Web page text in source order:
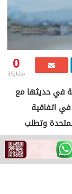
0
مشاركة
في حديثها مع
اتفاقية
وتطلب
الماضي